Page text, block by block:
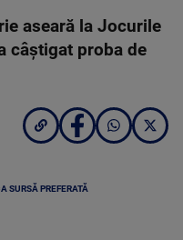
aseară la Jocurile
câștigat proba de
SURSĂ PREFERATĂ